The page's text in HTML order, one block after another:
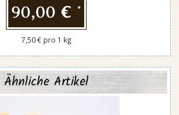
90,00 € *
7,50 € pro 1 kg
Ähnliche Artikel